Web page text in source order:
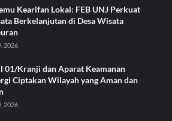
Kearifan Lokal: FEB UNJ Perkuat
Berkelanjutan di Desa Wisata
2026
01/Kranji dan Aparat Keamanan
Ciptakan Wilayah yang Aman dan
2026